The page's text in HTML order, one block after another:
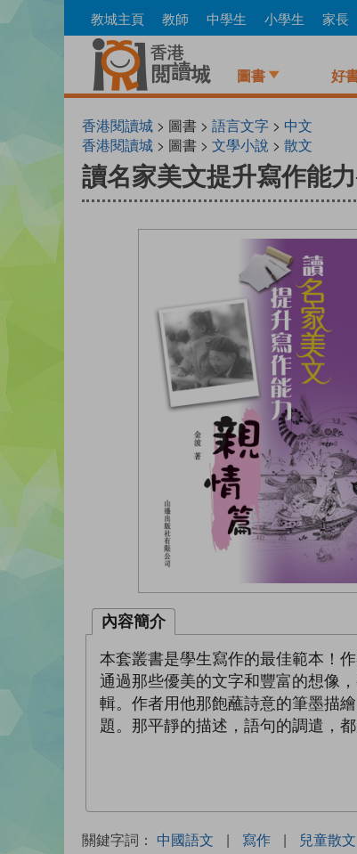
to
教城主頁 教師 中學生 小學生 家長
圖書 好
香港閱讀城 > 圖書 > 語言文字 > 中文
香港閱讀城 > 圖書 > 文學小說 > 散文
讀名家美文提升寫作能
內容簡介
本套叢書是學生寫作的最佳範本！
通過那些優美的文字和豐富的想像
輯。作者用他那飽蘸詩意的筆墨描
題。那平靜的描述，語句的調遣，都
關鍵字詞： 中國語文 | 寫作 | 兒童散文